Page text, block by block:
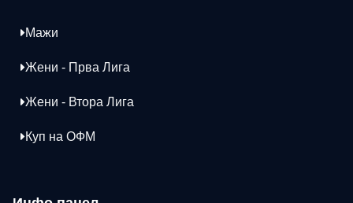
Мажи
Жени - Прва Лига
Жени - Втора Лига
Куп на ОФМ